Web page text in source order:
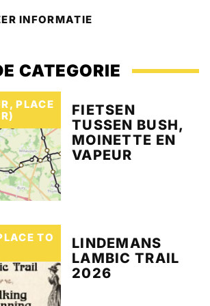
INFORMATIE
CATEGORIE
,PLACE
FIETSEN
TUSSEN BUSH,
MOINETTE EN
VAPEUR
TO
LINDEMANS
LAMBIC TRAIL
2026